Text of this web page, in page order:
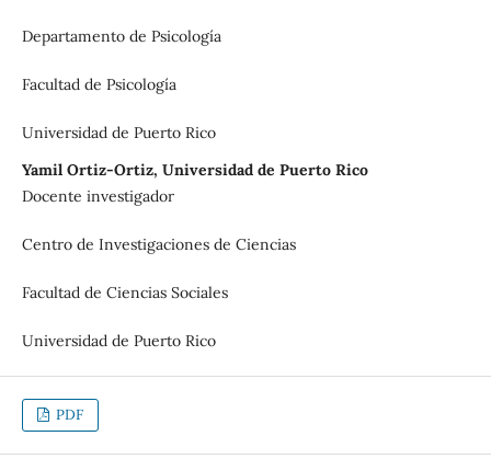
Departamento de Psicología
Facultad de Psicología
Universidad de Puerto Rico
Yamil Ortiz-Ortiz, Universidad de Puerto Rico
Docente investigador
Centro de Investigaciones de Ciencias
Facultad de Ciencias Sociales
Universidad de Puerto Rico
PDF